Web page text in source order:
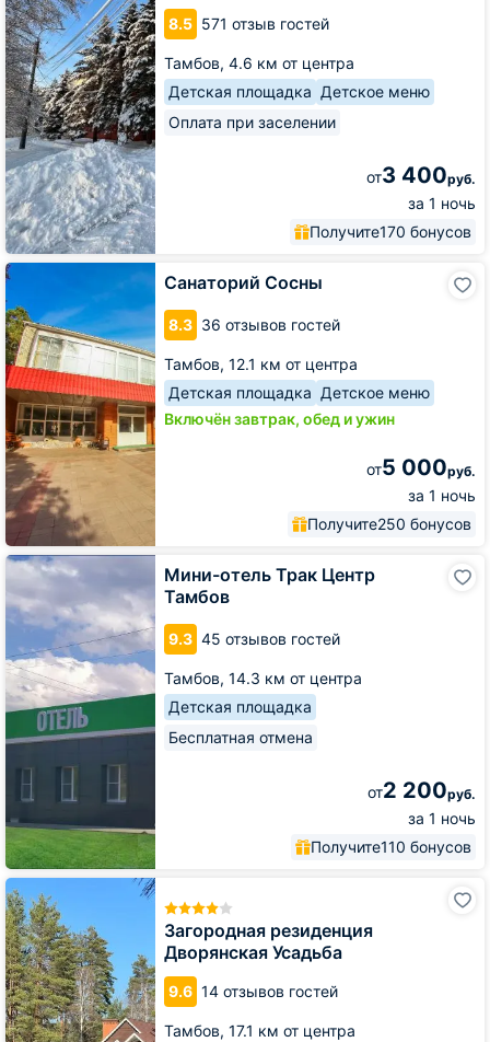
8.5 571 отзыв гостей
Тамбов, 4.6 км от центра
Детская площадка Детское меню
Оплата при заселении
от3 400руб.
за 1 ночь
Получите170 бонусов
Санаторий Сосны
8.3 36 отзывов гостей
Тамбов, 12.1 км от центра
Детская площадка Детское меню
Включён завтрак, обед и ужин
от5 000руб.
за 1 ночь
Получите250 бонусов
Санаторий
Мини-отель Трак Центр
Тамбов
9.3 45 отзывов гостей
Тамбов, 14.3 км от центра
Детская площадка
Бесплатная отмена
от2 200руб.
за 1 ночь
Получите110 бонусов
Мини-
отель
Трак
Центр
Загородная резиденция
Дворянская Усадьба
9.6 14 отзывов гостей
Тамбов, 17.1 км от центра
Загородная
резиденция
Дворянская
Усадьба